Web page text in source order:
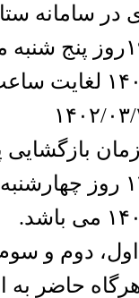
در سامانه
ساعت ۱۹روز پنج
بازگشایی
ساعت ۱۳ روز
اول، دوم و
حاضر به